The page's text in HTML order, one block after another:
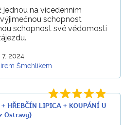
jednou na vícedenním
schopnost
schopnost své vědomosti
7. 2024
Šmehlíkem
HŘEBČÍN LIPICA + KOUPÁNÍ U
Ostravy)